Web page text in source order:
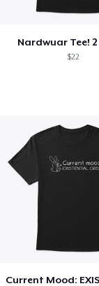
Nardwuar Tee! 2
$22